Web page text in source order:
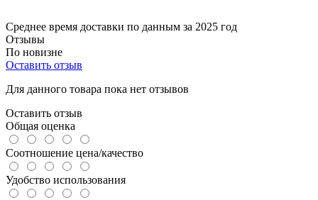
Среднее время доставки по данным за 2025 год
Отзывы
По новизне
Оставить отзыв
Для данного товара пока нет отзывов
Оставить отзыв
Общая оценка
Соотношение цена/качество
Удобство использования